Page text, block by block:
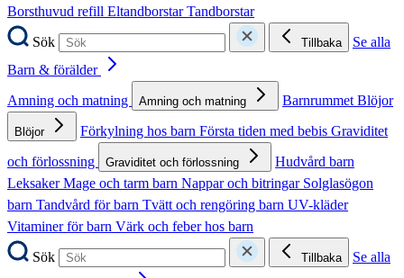
Borsthuvud refill EltandborstarTandborstar
Sök
Tillbaka
Se alla
Barn & förälder
Amning och matning
Amning och matning BarnrummetBlöjor
Blöjor Förkylning hos barn Första tiden med bebis Graviditet
och förlossning
Graviditet och förlossning
Hudvård barn
LeksakerMage och tarm barn Nappar och bitringar Solglasögon
barn Tandvård för barn Tvätt och rengöring barn UV-kläder
Vitaminer för barn Värk och feber hos barn
Sök
Tillbaka
Se alla